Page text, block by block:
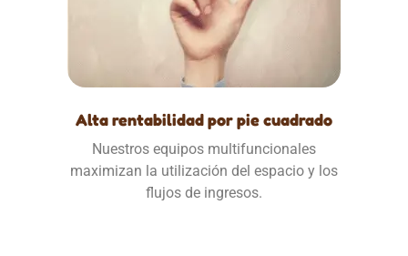
Alta rentabilidad por pie cuadrado
Nuestros equipos multifuncionales
maximizan la utilización del espacio y los
flujos de ingresos.